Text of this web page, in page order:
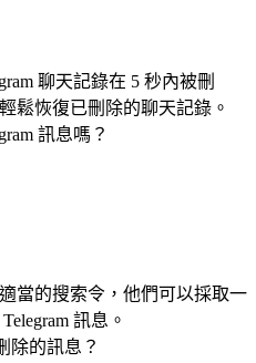
聊天記錄在 5 秒內被刪
鬆恢復已刪除的聊天記錄。
訊息嗎？
當的搜索令，他們可以採取一
訊息。
除的訊息？